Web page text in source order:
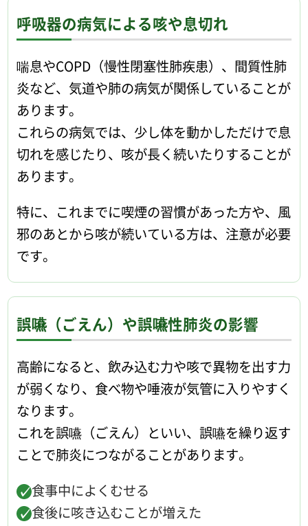
呼吸器の病気による咳や息切れ
喘息やCOPD（慢性閉塞性肺疾患）、間質性肺
炎など、気道や肺の病気が関係していることが
あります。
これらの病気では、少し体を動かしただけで息
切れを感じたり、咳が長く続いたりすることが
あります。
特に、これまでに喫煙の習慣があった方や、風
邪のあとから咳が続いている方は、注意が必要
です。
誤嚥（ごえん）や誤嚥性肺炎の影響
高齢になると、飲み込む力や咳で異物を出す力
が弱くなり、食べ物や唾液が気管に入りやすく
なります。
これを誤嚥（ごえん）といい、誤嚥を繰り返す
ことで肺炎につながることがあります。
食事中によくむせる
食後に咳き込むことが増えた